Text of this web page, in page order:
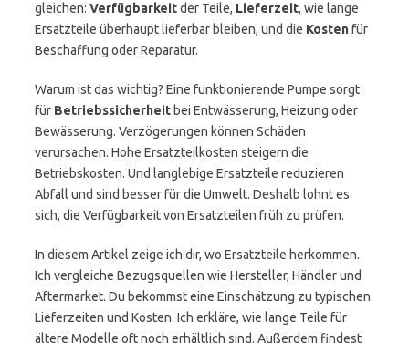
gleichen: Verfügbarkeitder Teile, Lieferzeit, wie lange
Ersatzteile überhaupt lieferbar bleiben, und die Kostenfür
Beschaffung oder Reparatur.
Warum ist das wichtig? Eine funktionierende Pumpe sorgt
für Betriebssicherheit bei Entwässerung, Heizung oder
Bewässerung. Verzögerungen können Schäden
verursachen. Hohe Ersatzteilkosten steigern die
Betriebskosten. Und langlebige Ersatzteile reduzieren
Abfall und sind besser für die Umwelt. Deshalb lohnt es
sich, die Verfügbarkeit von Ersatzteilen früh zu prüfen.
In diesem Artikel zeige ich dir, wo Ersatzteile herkommen.
Ich vergleiche Bezugsquellen wie Hersteller, Händler und
Aftermarket. Du bekommst eine Einschätzung zu typischen
Lieferzeiten und Kosten. Ich erkläre, wie lange Teile für
ältere Modelle oft noch erhältlich sind. Außerdem findest